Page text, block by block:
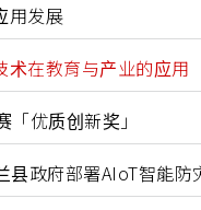
用发展
术在教育与产业的应用
优质创新奖」
政府部署AIoT智能防